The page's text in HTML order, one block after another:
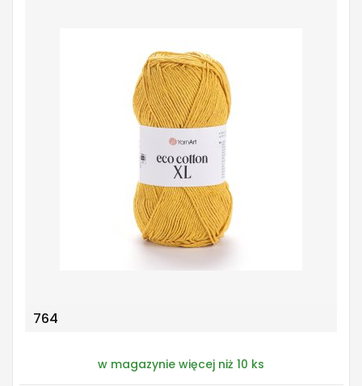
764
w magazynie więcej niż 10 ks